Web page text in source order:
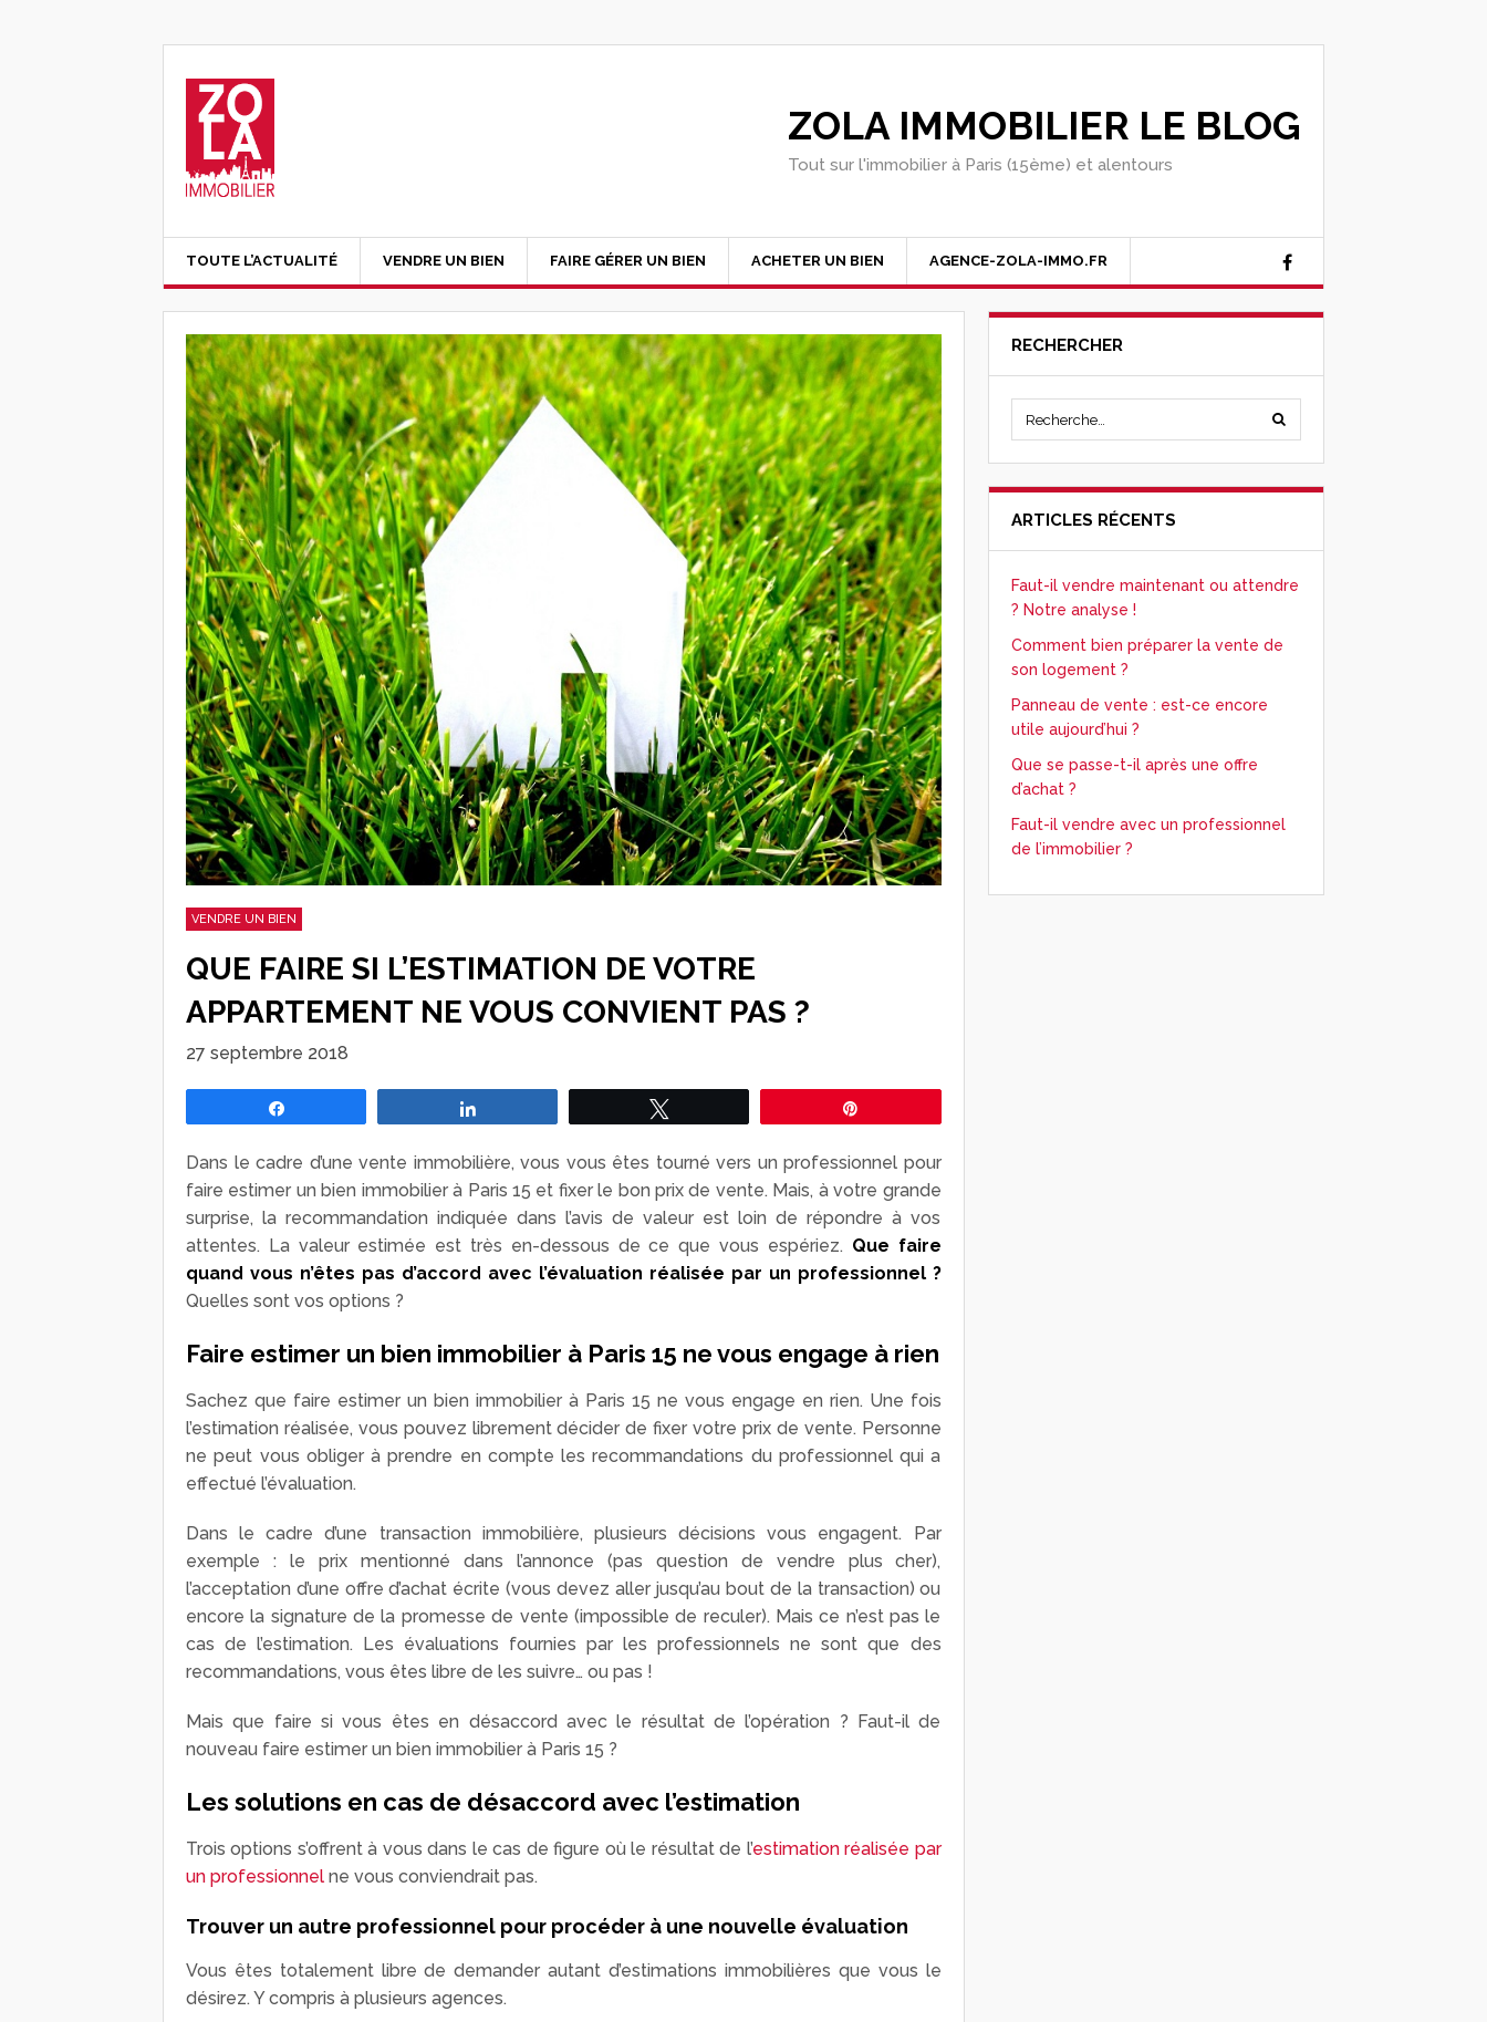
ZOLA IMMOBILIER LE BLOG
Tout sur l'immobilier à Paris (15ème) et alentours
TOUTE L’ACTUALITÉ VENDRE UN BIEN FAIRE GÉRER UN BIEN ACHETER UN BIEN AGENCE-ZOLA-IMMO.FR
VENDRE UN BIEN
QUE FAIRE SI L’ESTIMATION DE VOTRE
APPARTEMENT NE VOUS CONVIENT PAS ?
27 septembre 2018
Dans le cadre d’une vente immobilière, vous vous êtes tourné vers un professionnel pour
faire estimer un bien immobilier à Paris 15 et fixer le bon prix de vente. Mais, à votre grande
surprise, la recommandation indiquée dans l’avis de valeur est loin de répondre à vos
attentes. La valeur estimée est très en-dessous de ce que vous espériez. Que faire
quand vous n’êtes pas d’accord avec l’évaluation réalisée par un professionnel ?
Quelles sont vos options ?
Faire estimer un bien immobilier à Paris 15 ne vous engage à rien
Sachez que faire estimer un bien immobilier à Paris 15 ne vous engage en rien. Une fois
l’estimation réalisée, vous pouvez librement décider de fixer votre prix de vente. Personne
ne peut vous obliger à prendre en compte les recommandations du professionnel qui a
effectué l’évaluation.
Dans le cadre d’une transaction immobilière, plusieurs décisions vous engagent. Par
exemple : le prix mentionné dans l’annonce (pas question de vendre plus cher),
l’acceptation d’une offre d’achat écrite (vous devez aller jusqu’au bout de la transaction) ou
encore la signature de la promesse de vente (impossible de reculer). Mais ce n’est pas le
cas de l’estimation. Les évaluations fournies par les professionnels ne sont que des
recommandations, vous êtes libre de les suivre… ou pas !
Mais que faire si vous êtes en désaccord avec le résultat de l’opération ? Faut-il de
nouveau faire estimer un bien immobilier à Paris 15 ?
Les solutions en cas de désaccord avec l’estimation
Trois options s’offrent à vous dans le cas de figure où le résultat de l’estimation réalisée par
un professionnel ne vous conviendrait pas.
Trouver un autre professionnel pour procéder à une nouvelle évaluation
Vous êtes totalement libre de demander autant d’estimations immobilières que vous le
désirez. Y compris à plusieurs agences.
RECHERCHER
ARTICLES RÉCENTS
Faut-il vendre maintenant ou attendre
? Notre analyse !
Comment bien préparer la vente de
son logement ?
Panneau de vente : est-ce encore
utile aujourd’hui ?
Que se passe-t-il après une offre
d’achat ?
Faut-il vendre avec un professionnel
de l’immobilier ?